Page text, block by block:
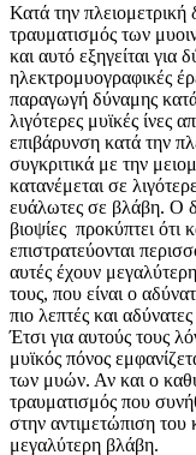
Κατά την
τραυματισμός των
και αυτό εξηγείται για
ηλεκτρομυογραφικές
παραγωγή δύναμης κατά
λιγότερες μυϊκές ίνες
επιβάρυνση κατά την
συγκριτικά με την
κατανέμεται σε
ευάλωτες σε βλάβη. Ο
βιοψίες προκύπτει ότι
επιστρατεύονται
αυτές έχουν
τους, που είναι ο
πιο λεπτές και
Έτσι για αυτούς τους
μυϊκός πόνος
των μυών. Αν και ο
τραυματισμός που
στην αντιμετώπιση του
μεγαλύτερη βλάβη.